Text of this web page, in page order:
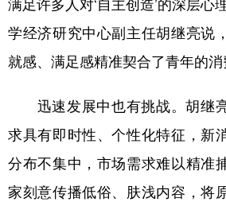
学经济研究中心副主任胡继亮说
就感、满足感精准契合了青年的消
迅速发展中也有挑战。胡继
求具有即时性、个性化特征，新
分布不集中，市场需求难以精准
家刻意传播低俗、肤浅内容，将